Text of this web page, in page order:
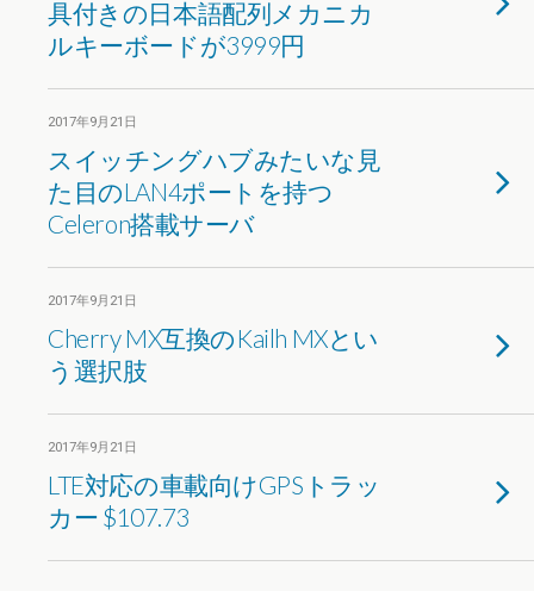
具付きの日本語配列メカニカ
ルキーボードが3999円
2017年9月21日
スイッチングハブみたいな見
た目のLAN4ポートを持つ
Celeron搭載サーバ
2017年9月21日
Cherry MX互換のKailh MXとい
う選択肢
2017年9月21日
LTE対応の車載向けGPSトラッ
カー $107.73